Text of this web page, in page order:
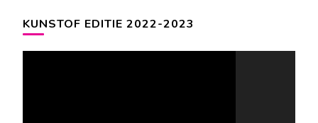
KUNSTOF EDITIE 2022-2023